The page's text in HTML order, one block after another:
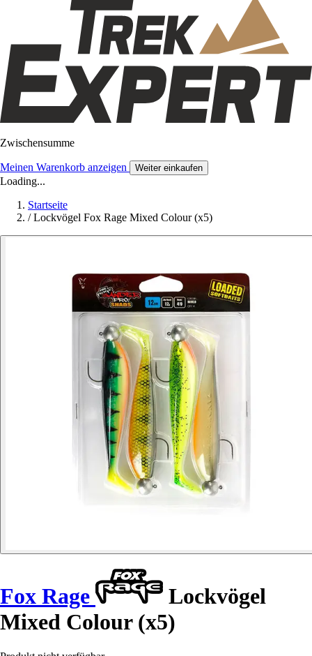
Zwischensumme
Meinen Warenkorb anzeigen Weiter einkaufen
Loading...
Startseite
/ Lockvögel Fox Rage Mixed Colour (x5)
Fox Rage
Lockvögel
Mixed Colour (x5)